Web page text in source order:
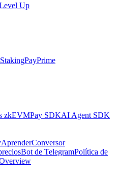
Up
PayPrime
zkEVMPay SDKAI Agent SDK
AprenderConversor
Bot de TelegramPolítica de